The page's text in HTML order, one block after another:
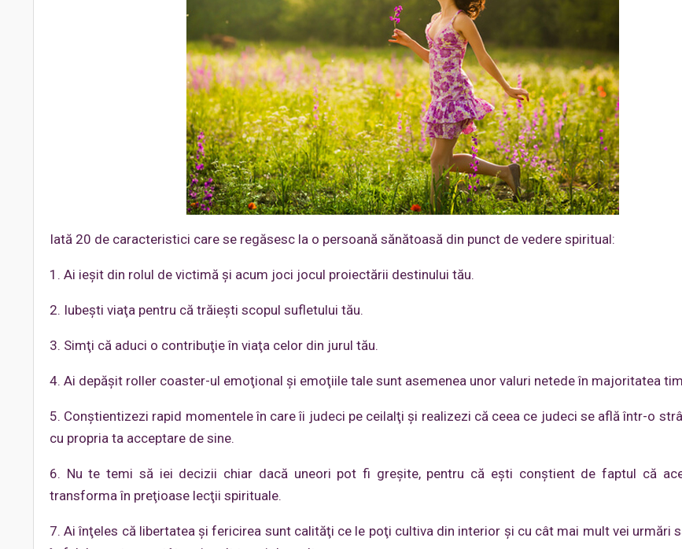
Iată 20 de caracteristici care se regăsesc la o persoană sănătoasă din punct de vedere spiritual:
1. Ai ieşit din rolul de victimă şi acum joci jocul proiectării destinului tău.
2. Iubeşti viaţa pentru că trăiești scopul sufletului tău.
3. Simţi că aduci o contribuţie în viaţa celor din jurul tău.
4. Ai depăşit roller coaster-ul emoţional şi emoţiile tale sunt asemenea unor valuri netede în majoritatea
5. Conştientizezi rapid momentele în care îi judeci pe ceilalţi şi realizezi că ceea ce judeci se află într-o
cu propria ta acceptare de sine.
6. Nu te temi să iei decizii chiar dacă uneori pot fi greşite, pentru că eşti conştient de faptul că
transforma în preţioase lecţii spirituale.
7. Ai înţeles că libertatea şi fericirea sunt calităţi ce le poţi cultiva din interior şi cu cât mai mult vei urmări